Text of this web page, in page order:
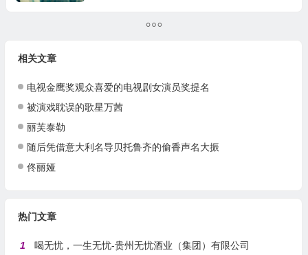
相关文章
电视金鹰奖观众喜爱的电视剧女演员奖提名
被演戏耽误的歌星万茜
丽芙泰勒
随后凭借意大利名导贝托鲁齐的偷香声名大振
佟丽娅
热门文章
1 喝无忧，一生无忧-贵州无忧酒业（集团）有限公司